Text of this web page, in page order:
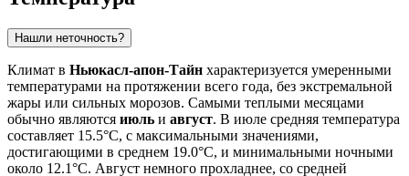
Нашли неточность?
Климат в Ньюкасл-апон-Тайн характеризуется умеренными
температурами на протяжении всего года, без экстремальной
жары или сильных морозов. Самыми теплыми месяцами
обычно являются июль и август. В июле средняя температура
составляет 15.5°C, с максимальными значениями,
достигающими в среднем 19.0°C, и минимальными ночными
около 12.1°C. Август немного прохладнее, со средней